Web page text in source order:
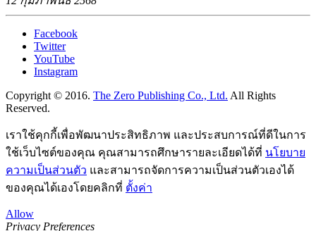
Facebook
Twitter
YouTube
Instagram
Copyright © 2016. The Zero Publishing Co., Ltd. All Rights
Reserved.
เราใช้คุกกี้เพื่อพัฒนาประสิทธิภาพ และประสบการณ์ที่ดีในการ
ใช้เว็บไซต์ของคุณ คุณสามารถศึกษารายละเอียดได้ที่ นโยบาย
ความเป็นส่วนตัว และสามารถจัดการความเป็นส่วนตัวเองได้
ของคุณได้เองโดยคลิกที่ ตั้งค่า
Allow
Privacy Preferences